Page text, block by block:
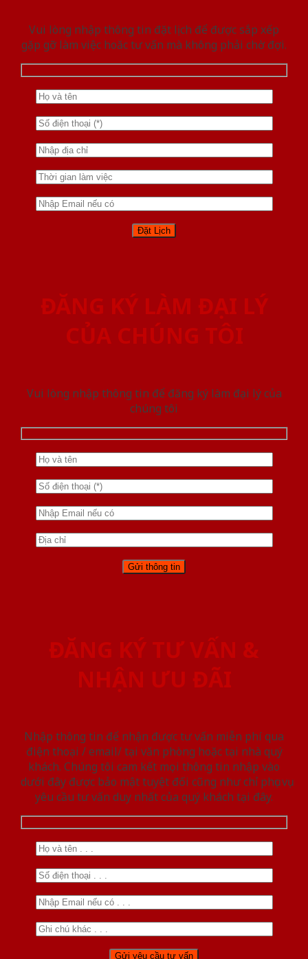
Vui lòng nhập thông tin đặt lịch để được sắp xếp
gặp gỡ làm việc hoăc tư vấn mà không phải chờ đợi.
ĐĂNG KÝ LÀM ĐẠI LÝ
CỦA CHÚNG TÔI
Vui lòng nhập thông tin để đăng ký làm đại lý của
chúng tôi
ĐĂNG KÝ TƯ VẤN &
NHẬN ƯU ĐÃI
Nhập thông tin để nhận được tư vấn miễn phí qua
điện thoại / email/ tại văn phòng hoặc tại nhà quý
khách. Chúng tôi cam kết mọi thông tin nhập vào
dưới đây được bảo mật tuyệt đối cũng như chỉ phục vụ
yêu cầu tư vấn duy nhất của quý khách tại đây.